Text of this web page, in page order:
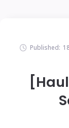
Published: